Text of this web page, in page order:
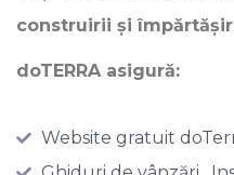
construirii și
doTERRA asigură:
Website gratuit